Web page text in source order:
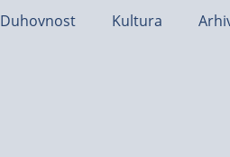
Duhovnost Kultura